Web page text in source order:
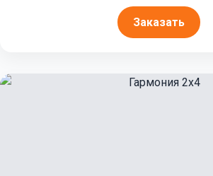
Заказать